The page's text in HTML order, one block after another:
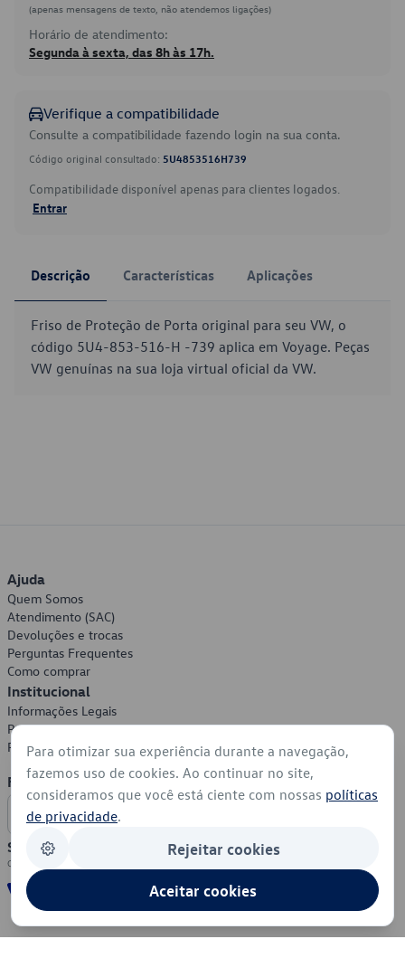
(apenas mensagens de texto, não atendemos ligações)
Horário de atendimento:
Segunda à sexta, das 8h às 17h.
Verifique a compatibilidade
Consulte a compatibilidade fazendo login na sua conta.
Código original consultado: 5U4853516H739
Compatibilidade disponível apenas para clientes logados.
Entrar
Descrição Características Aplicações
Friso de Proteção de Porta original para seu VW, o
código 5U4-853-516-H -739 aplica em Voyage. Peças
VW genuínas na sua loja virtual oficial da VW.
Ajuda
Quem Somos
Atendimento (SAC)
Devoluções e trocas
Perguntas Frequentes
Como comprar
Institucional
Informações Legais
Política de Privacidade
Política de Cookies
Formas de Pagamento
Segurança
Para otimizar sua experiência durante a navegação,
fazemos uso de cookies. Ao continuar no site,
consideramos que você está ciente com nossas políticas
de privacidade.
Rejeitar cookies
Aceitar cookies